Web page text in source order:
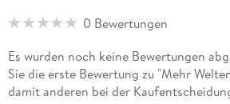
0 Bewertungen
Es wurden noch keine Bewertungen
Sie die erste Bewertung zu "Mehr
damit anderen bei der